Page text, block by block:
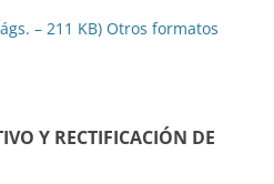
– 211 KB) Otros formatos
Y RECTIFICACIÓN DE